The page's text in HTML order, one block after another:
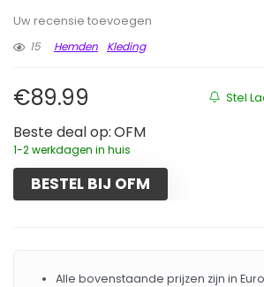
Uw recensie toevoegen
15
Hemden Kleding
Stel
€89.99
Beste deal op: OFM
1-2 werkdagen in huis
BESTEL BIJ OFM
Alle bovenstaande prijzen zijn in